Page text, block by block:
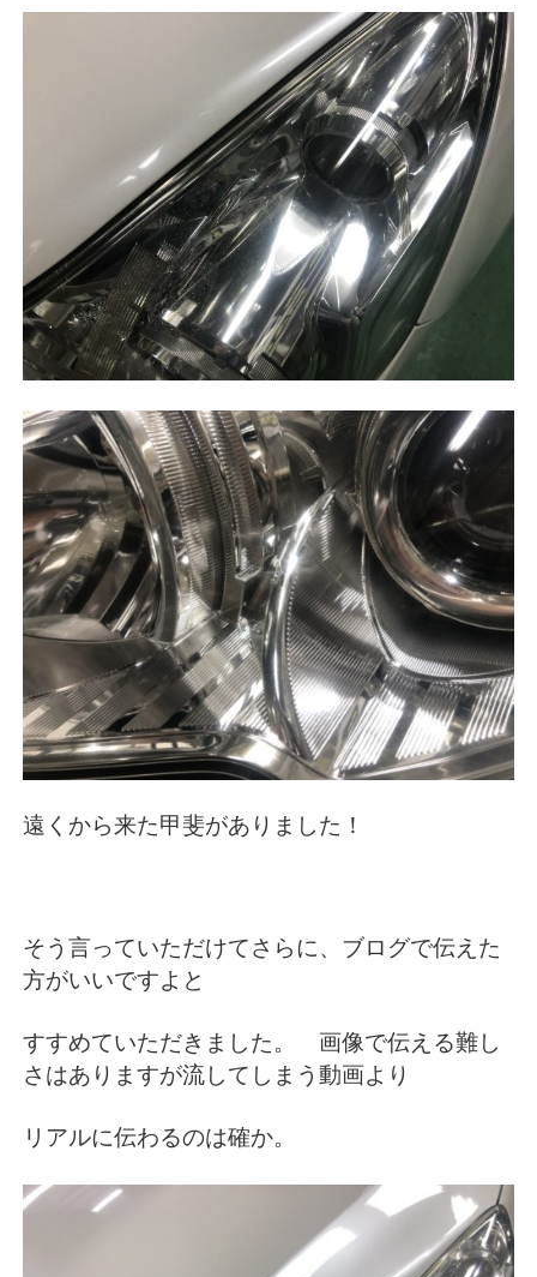
遠くから来た甲斐がありました！
そう言っていただけてさらに、ブログで伝えた
方がいいですよと
すすめていただきました。 画像で伝える難し
さはありますが流してしまう動画より
リアルに伝わるのは確か。